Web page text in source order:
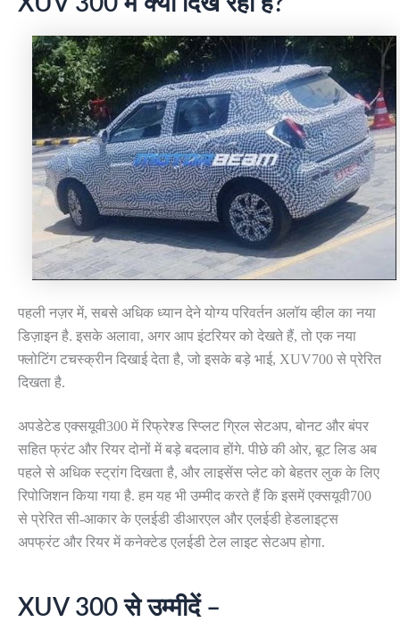
पहली नज़र में, सबसे अधिक ध्यान देने योग्य परिवर्तन अलॉय व्हील का नया
डिज़ाइन है. इसके अलावा, अगर आप इंटरियर को देखते हैं, तो एक नया
फ्लोटिंग टचस्क्रीन दिखाई देता है, जो इसके बड़े भाई, XUV700 से प्रेरित
दिखता है.
अपडेटेड एक्सयूवी300 में रिफ्रेश्ड स्प्लिट ग्रिल सेटअप, बोनट और बंपर
सहित फ्रंट और रियर दोनों में बड़े बदलाव होंगे. पीछे की ओर, बूट लिड अब
पहले से अधिक स्ट्रांग दिखता है, और लाइसेंस प्लेट को बेहतर लुक के लिए
रिपोजिशन किया गया है. हम यह भी उम्मीद करते हैं कि इसमें एक्सयूवी700
से प्रेरित सी-आकार के एलईडी डीआरएल और एलईडी हेडलाइट्स
अपफ्रंट और रियर में कनेक्टेड एलईडी टेल लाइट सेटअप होगा.
XUV 300 से उम्मीदें –